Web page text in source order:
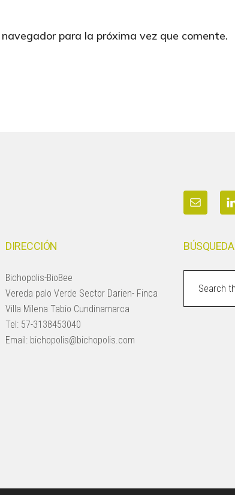
para la próxima vez que comente.
DIRECCIÓN
Bichopolis-BioBee
Vereda palo Verde Sector Darien- Finca
Villa Milena Tabio Cundinamarca
Tel: 57-3138453040
Email: bichopolis@bichopolis.com
BÚSQUEDA
website